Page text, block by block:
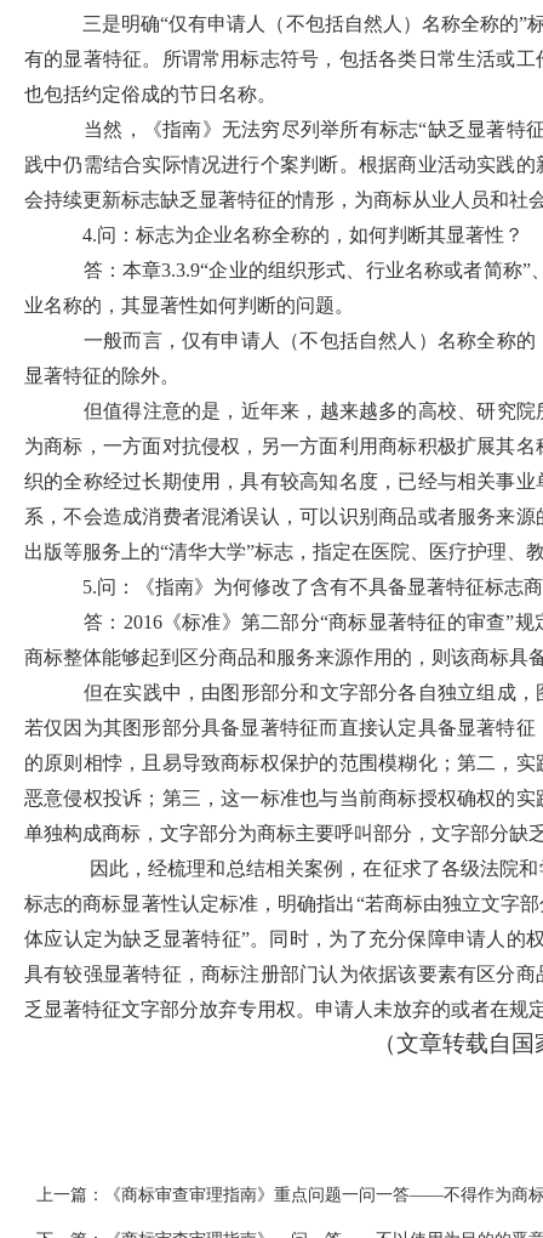
三是明确“仅有申请人（不包括自然人）名称全称的”
有的显著特征。所谓常用标志符号，包括各类日常生活或
也包括约定俗成的节日名称。
当然，《指南》无法穷尽列举所有标志“缺乏显著特
践中仍需结合实际情况进行个案判断。根据商业活动实践
会持续更新标志缺乏显著特征的情形，为商标从业人员和社
4.问：标志为企业名称全称的，如何判断其显著性？
答：本章3.3.9“企业的组织形式、行业名称或者简称
业名称的，其显著性如何判断的问题。
一般而言，仅有申请人（不包括自然人）名称全称
显著特征的除外。
但值得注意的是，近年来，越来越多的高校、研究
为商标，一方面对抗侵权，另一方面利用商标积极扩展其
织的全称经过长期使用，具有较高知名度，已经与相关事
系，不会造成消费者混淆误认，可以识别商品或者服务来
出版等服务上的“清华大学”标志，指定在医院、医疗护理、
5.问：《指南》为何修改了含有不具备显著特征标志
答：2016《标准》第二部分“商标显著特征的审查”
商标整体能够起到区分商品和服务来源作用的，则该商标具
但在实践中，由图形部分和文字部分各自独立组成
若仅因为其图形部分具备显著特征而直接认定具备显著特
的原则相悖，且易导致商标权保护的范围模糊化；第二，
恶意侵权投诉；第三，这一标准也与当前商标授权确权的
单独构成商标，文字部分为商标主要呼叫部分，文字部分缺
因此，经梳理和总结相关案例，在征求了各级法院
标志的商标显著性认定标准，明确指出“若商标由独立文字
体应认定为缺乏显著特征”。同时，为了充分保障申请人的
具有较强显著特征，商标注册部门认为依据该要素有区分
乏显著特征文字部分放弃专用权。申请人未放弃的或者在
（文章转载自
上一篇： 《商标审查审理指南》重点问题一问一答——不得作为商